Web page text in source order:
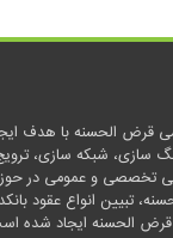
قرض الحسنه با هدف
سازی، شبکه سازی،
تخصصی و عمومی در
تبیین انواع عقود
قرض الحسنه ایجاد شده